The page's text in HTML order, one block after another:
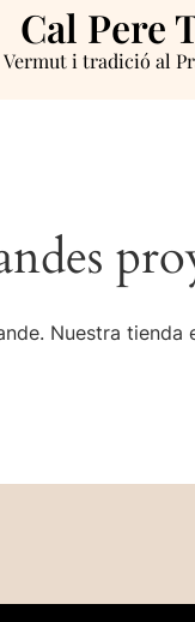
Cal Pere
Vermut i tradició al
Nuestra